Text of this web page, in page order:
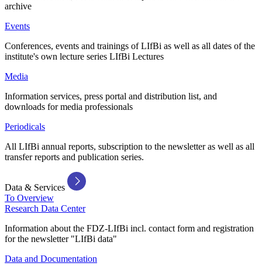
archive
Events
Conferences, events and trainings of LIfBi as well as all dates of the
institute's own lecture series LIfBi Lectures
Media
Information services, press portal and distribution list, and
downloads for media professionals
Periodicals
All LIfBi annual reports, subscription to the newsletter as well as all
transfer reports and publication series.
Data & Services
To Overview
Research Data Center
Information about the FDZ-LIfBi incl. contact form and registration
for the newsletter "LIfBi data"
Data and Documentation